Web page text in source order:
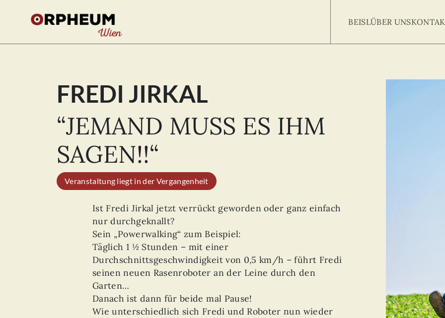
BEISLÜBER UNS
FREDI JIRKAL
“JEMAND MUSS ES IHM
SAGEN!!“
Veranstaltung liegt in der Vergangenheit
Ist Fredi Jirkal jetzt verrückt geworden oder ganz einfach
nur durchgeknallt?
Sein „Powerwalking“ zum Beispiel:
Täglich 1 ½ Stunden – mit einer
Durchschnittsgeschwindigkeit von 0,5 km/h – führt Fredi
seinen neuen Rasenroboter an der Leine durch den
Garten…
Danach ist dann für beide mal Pause!
Wie unterschiedlich sich Fredi und Roboter nun wieder